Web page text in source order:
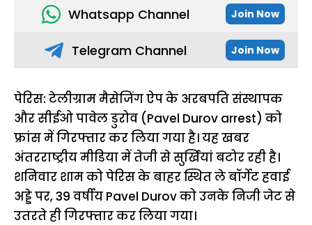
Whatsapp Channel Join Now
Telegram Channel Join Now
पेरिस: टेलीग्राम मैसेजिंग ऐप के अरबपति संस्थापक
और सीईओ पावेल डुरोव (Pavel Durov arrest) को
फ्रांस में गिरफ्तार कर लिया गया है। यह खबर
अंतरराष्ट्रीय मीडिया में तेजी से सुर्खियां बटोर रही है।
शनिवार शाम को पेरिस के बाहर स्थित ले बॉर्गेट हवाई
अड्डे पर, 39 वर्षीय Pavel Durov को उनके निजी जेट से
उतरते ही गिरफ्तार कर लिया गया।